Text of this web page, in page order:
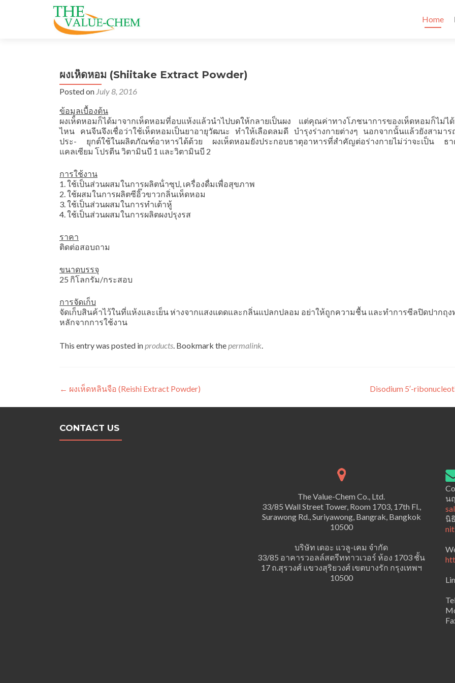
Home
ผงเห็ดหอม (Shiitake Extract Powder)
Posted on July 8, 2016
ข้อมูลเบื้องต้น
ผงเห็ดหอมก็ได้มาจากเห็ดหอมที่อบแห้งแล้วนําไปบดให้กลายเป็นผง แต่คุณค่าทางโภชนาการของเห็ดหอมก็ไม่ไ
ไหน คนจีนจึงเชื่อว่าใช้เห็ดหอมเป็นยาอายุวัฒนะ ทําให้เลือดลมดี บํารุงร่างกายต่างๆ นอกจากนั้นแล้วยังสามาร
ประ- ยุกต์ใช้ในผลิตภัณฑ์อาหารได้ด้วย ผงเห็ดหอมยังประกอบธาตุอาหารที่สําคัญต่อร่างกายไม่ว่าจะเป็น ธา
แคลเซียม โปรตีน วิตามินบี 1 และวิตามินบี 2
การใช้งาน
1. ใช้เป็นส่วนผสมในการผลิตน้ําซุป, เครื่องดื่มเพื่อสุขภาพ
2. ใช้ผสมในการผลิตซีอิ๊วขาวกลิ่นเห็ดหอม
3. ใช้เป็นส่วนผสมในการทําเต้าหู้
4. ใช้เป็นส่วนผสมในการผลิตผงปรุงรส
ราคา
ติดต่อสอบถาม
ขนาดบรรจุ
25 กิโลกรัม/กระสอบ
การจัดเก็บ
จัดเก็บสินค้าไว้ในที่แห้งและเย็น ห่างจากแสงแดดและกลิ่นแปลกปลอม อย่าให้ถูกความชื้น และทําการซีลปิดปากถุง
หลักจากการใช้งาน
This entry was posted inproducts. Bookmark thepermalink.
Post navigation
← ผงเห็ดหลินจือ (Reishi Extract Powder) Disodium 5′-
CONTACT US
The Value-Chem Co., Ltd.
33/85 Wall Street Tower, Room 1703, 17th Fl.,
Surawong Rd., Suriyawong, Bangrak, Bangkok
10500
บริษัท เดอะ แวลู-เคม จำกัด
33/85 อาคารวอลล์สตรีททาวเวอร์ ห้อง 1703 ชั้น
17 ถ.สุรวงศ์ แขวงสุริยวงศ์ เขตบางรัก กรุงเทพฯ
10500
น
นิ